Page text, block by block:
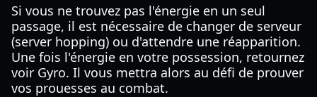
Si vous ne trouvez pas l'énergie en un seul
passage, il est nécessaire de changer de serveur
(server hopping) ou d'attendre une réapparition.
Une fois l'énergie en votre possession, retournez
voir Gyro. Il vous mettra alors au défi de prouver
vos prouesses au combat.